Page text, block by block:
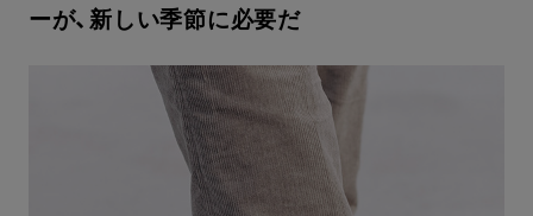
ーが、新しい季節に必要だ